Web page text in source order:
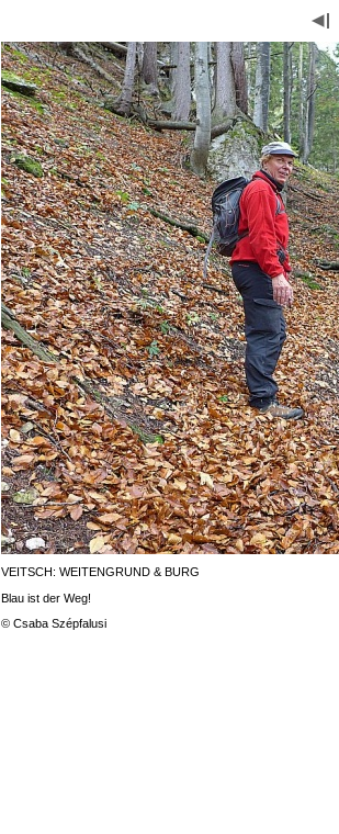
VEITSCH: WEITENGRUND & BURG
Blau ist der Weg!
© Csaba Szépfalusi